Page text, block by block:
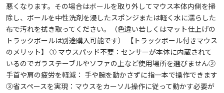
悪くなります。その場合はボールを取り外してマウス本体内側を掃
除し、ボールを中性洗剤を浸したスポンジまたは軽く水に濡らした
布で汚れを拭き取ってください。（色違い若しくはマット仕上げの
トラックボールは別途購入可能です） 【トラックボール付きマウス
のメリット】 ① マウスパッド不要：センサーが本体に内蔵されて
いるのでガラステーブルやソファの上など使用場所を選びません②
手首や肩の疲労を軽減： 手や腕を動かさずに指一本で操作できます
③省スペースを実現：マウスをカーソル操作に従って動かす必要が